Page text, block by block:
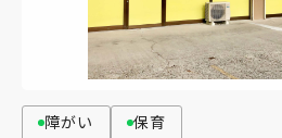
障がい 保育